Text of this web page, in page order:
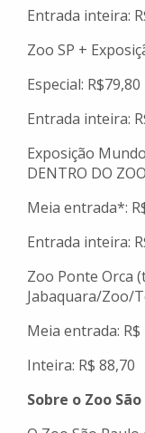
Entrada inteira:
Zoo SP +
Especial: R$79,80
Entrada inteira:
Exposição
DENTRO DO
Meia entrada*:
Entrada inteira:
Zoo Ponte Orca
Jabaquara/Zoo/
Meia entrada: R$
Inteira: R$ 88,70
Sobre o Zoo